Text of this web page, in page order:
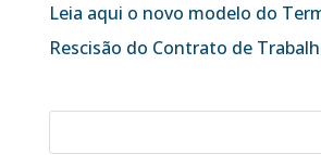
Leia aqui o novo modelo do
Rescisão do Contrato de